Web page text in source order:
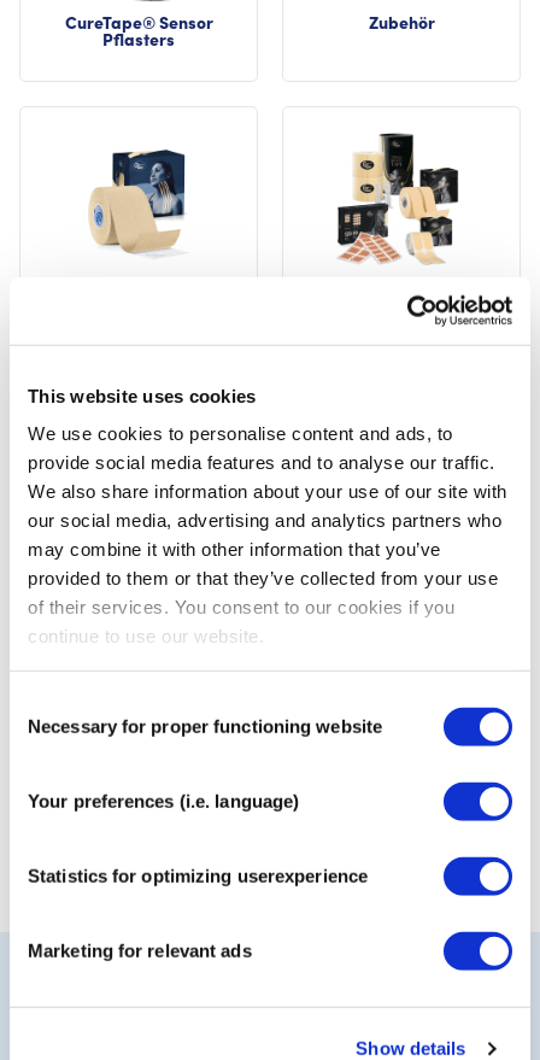
This website uses cookies
We use cookies to personalise content and ads, to
provide social media features and to analyse our traffic.
We also share information about your use of our site with
our social media, advertising and analytics partners who
may combine it with other information that you’ve
provided to them or that they’ve collected from your use
of their services. You consent to our cookies if you
continue to use our website.
Selection
Necessary for proper functioning website
Your preferences (i.e. language)
Statistics for optimizing userexperience
Marketing for relevant ads
Show details
CureTape® Sensor
Pflasters
Zubehör
CureTape® Punch CureTape® Art
CureTape® Boob Tape
Hautfreundlich und latexfrei